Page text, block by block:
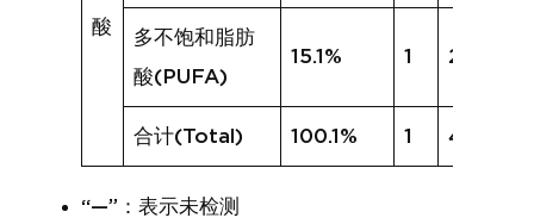
酸
多不饱和脂肪
酸(PUFA)
15.1% 1 2.4%
合计(Total) 100.1% 1 46.0%
“—”：表示未检测